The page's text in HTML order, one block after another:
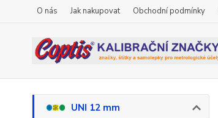
O nás Jak nakupovat Obchodní podmínky
UNI 12 mm